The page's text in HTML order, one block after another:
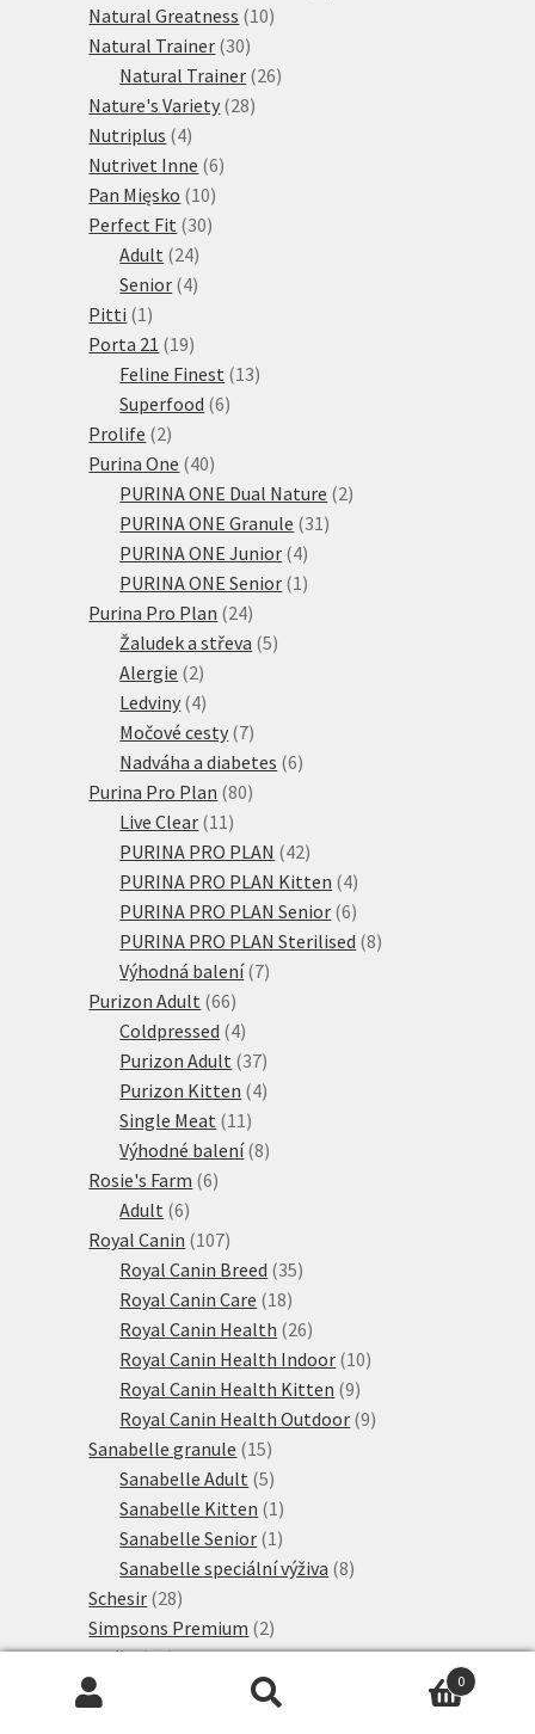
Natural Greatness 1010
Natural Trainer 3030
produktů
Natural Trainer 2626
Nature's Variety 2828
Nutriplus 44
produkty
Nutrivet Inne 66
Pan Mięsko 1010
produktů
Perfect Fit 3030
Adult 2424
produktů
Senior 44
Pitti 1 1
produkt
Porta 21 1919
produktů
Feline Finest 1313
Superfood 66
Prolife 22
produkty
Purina One 4040
produktů
PURINA ONE Dual Nature 22
PURINA ONE Granule 31 31
PURINA ONE Junior 44
produkty
PURINA ONE Senior 1 1
Purina Pro Plan 2424
produktů
Žaludek a střeva 55
Alergie 22
produkty
Ledviny 44
produkty
Močové cesty 77
produktů
Nadváha a diabetes 66
Purina Pro Plan 8080
Live Clear 11 11
produktů
PURINA PRO PLAN 4242
produktů
PURINA PRO PLAN Kitten 44
produkty
PURINA PRO PLAN Senior 66
produktů
PURINA PRO PLAN Sterilised 88
Výhodná balení 77
Purizon Adult 6666
produktů
Coldpressed 44
produkty
Purizon Adult 3737
produktů
Purizon Kitten 44
Single Meat 11 11
produktů
Výhodné balení 88
Rosie's Farm 66
Adult 66
produktů
Royal Canin 107107
produktů
Royal Canin Breed 3535
Royal Canin Care 1818
produktů
Royal Canin Health 2626
produktů
Royal Canin Health Indoor 1010
Royal Canin Health Kitten 99
produktů
Royal Canin Health Outdoor 99
Sanabelle granule 1515
produktů
Sanabelle Adult 55
produktů
Sanabelle Kitten 1 1
produkt
Sanabelle Senior 1 1
produkt
Sanabelle speciální výživa 88
Schesir 2828
produktů
Simpsons Premium 22
produkty
Směsi 1212
Smilla 0